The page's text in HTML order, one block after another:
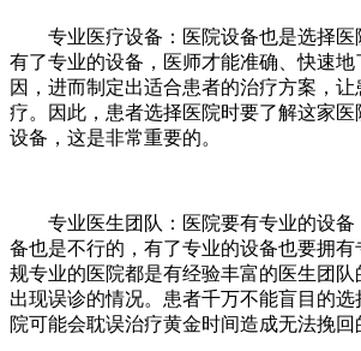
专业医疗设备：医院设备也是选择医
有了专业的设备，医师才能准确、快速
因，进而制定出适合患者的治疗方案，
疗。因此，患者选择医院时要了解这家
设备，这是非常重要的。
专业医生团队：医院要有专业的设备
备也是不行的，有了专业的设备也要拥
规专业的医院都是有经验丰富的医生团
出现误诊的情况。患者千万不能盲目的
院可能会耽误治疗黄金时间造成无法挽回